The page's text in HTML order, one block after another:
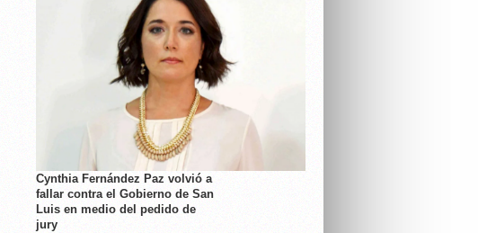
Cynthia Fernández Paz volvió a
fallar contra el Gobierno de San
Luis en medio del pedido de
jury